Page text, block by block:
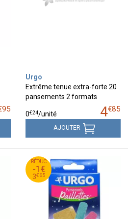
95
Urgo
Extrême tenue extra-forte 20
pansements 2 formats
4€85
0€24/unité
AJOUTER
RÉDUC
-1€
3€65
4
€
65
3
€
65